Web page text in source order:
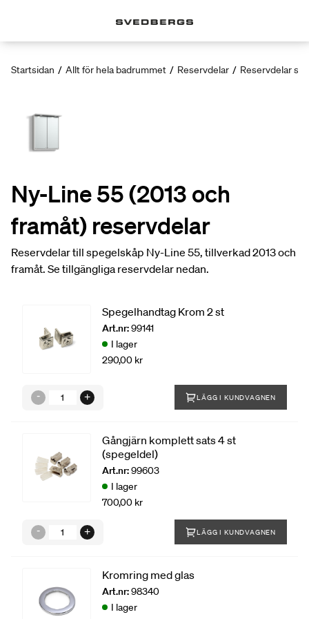
Startsidan / Allt för hela badrummet / Reservdelar / Reservdelar
Ny-Line 55 (2013 och
framåt) reservdelar
Reservdelar till spegelskåp Ny-Line 55, tillverkad 2013 och
framåt. Se tillgängliga reservdelar nedan.
Spegelhandtag Krom 2 st
Art.nr:99141
I lager
290,00 kr
LÄGG I KUNDVAGNEN
Gångjärn komplett sats 4 st
(spegeldel)
Art.nr:99603
I lager
700,00 kr
LÄGG I KUNDVAGNEN
Kromring med glas
Art.nr:98340
I lager